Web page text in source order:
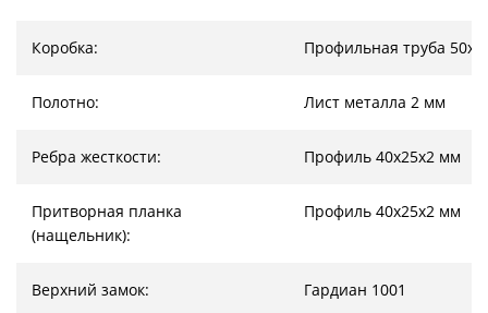
Коробка: Профильная труба
Полотно: Лист металла 2 мм
Ребра жесткости: Профиль 40х25х2 мм
Притворная планка
(нащельник):
Профиль 40х25х2 мм
Верхний замок: Гардиан 1001